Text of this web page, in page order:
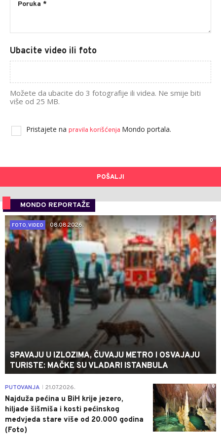
Ubacite video ili foto
Možete da ubacite do 3 fotografije ili videa. Ne smije biti
više od 25 MB.
Pristajete na pravila korišćenja Mondo portala.
POŠALJI
MONDO REPORTAŽE
0
FOTO, VIDEO
08.08.2026.
SPAVAJU U IZLOZIMA, ČUVAJU METRO I OSVAJAJU
TURISTE: MAČKE SU VLADARI ISTANBULA
0
PUTOVANJA 21.07.2026.
Najduža pećina u BiH krije jezero,
hiljade šišmiša i kosti pećinskog
medvjeda stare više od 20.000 godina
(Foto)